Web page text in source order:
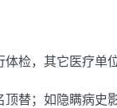
体检，其它医疗单
顶替；如隐瞒病史